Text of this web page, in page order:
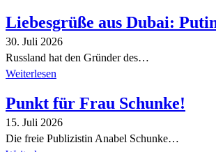
Liebesgrüße aus Dubai:
30. Juli 2026
Russland hat den Gründer des…
Weiterlesen
Punkt für Frau Schunke!
15. Juli 2026
Die freie Publizistin Anabel Schunke…